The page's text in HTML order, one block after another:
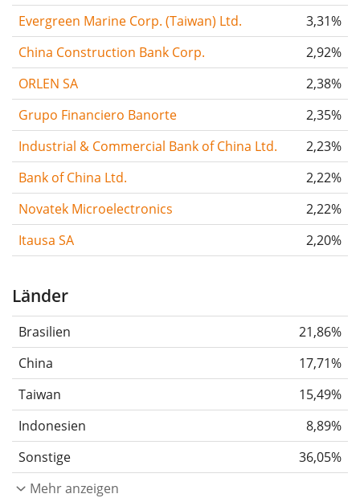
Evergreen Marine Corp. (Taiwan) Ltd.
3,31%
China Construction Bank Corp.
2,92%
ORLEN SA
2,38%
Grupo Financiero Banorte
2,35%
Industrial & Commercial Bank of China Ltd.
2,23%
Bank of China Ltd.
2,22%
Novatek Microelectronics
2,22%
Itausa SA
2,20%
Länder
Brasilien
21,86%
China
17,71%
Taiwan
15,49%
Indonesien
8,89%
Sonstige
36,05%
Mehr anzeigen